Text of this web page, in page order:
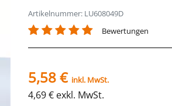
Artikelnummer: LU608049D
Bewertungen
5,58 € inkl. MwSt.
4,69 € exkl. MwSt.